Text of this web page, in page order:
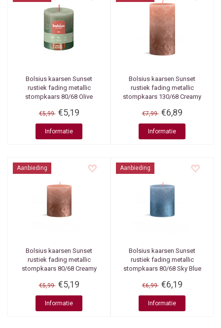
Bolsius kaarsen Sunset
rustiek fading metallic
stompkaars 80/68 Olive
€5,99 €5,19
Informatie
Bolsius kaarsen Sunset
rustiek fading metallic
stompkaars 130/68 Creamy
€7,99 €6,89
Informatie
Aanbieding
Bolsius kaarsen Sunset
rustiek fading metallic
stompkaars 80/68 Creamy
€5,99 €5,19
Informatie
Aanbieding
Bolsius kaarsen Sunset
rustiek fading metallic
stompkaars 80/68 Sky Blue
€6,99 €6,19
Informatie